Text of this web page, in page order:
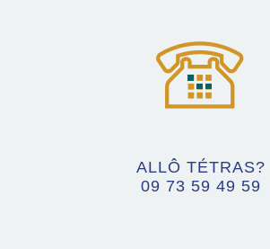
ALLÔ TÉTRAS?
09 73 59 49 59